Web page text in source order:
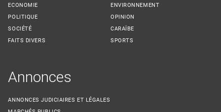
ECONOMIE
POLITIQUE
SOCIÉTÉ
FAITS DIVERS
ENVIRONNEMENT
OPINION
CARAÏBE
SPORTS
Annonces
ANNONCES JUDICIAIRES ET LÉGALES